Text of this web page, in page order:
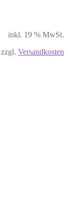
inkl. 19 % MwSt.
zzgl. Versandkosten